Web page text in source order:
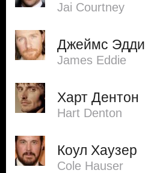
Jai Courtney
Джеймс Эдди
James Eddie
Харт Дентон
Hart Denton
Коул Хаузер
Cole Hauser